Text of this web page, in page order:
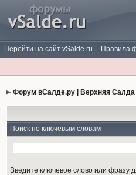
Перейти на сайт vSalde.ru Правила
Форум вСалде.ру | Верхняя
Поиск по ключевым словам
Введите ключевое слово или фразу